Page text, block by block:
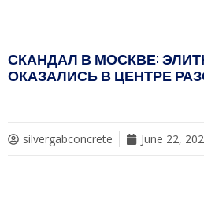
СКАНДАЛ В МОСКВЕ:
ОКАЗАЛИСЬ В ЦЕНТРЕ
silvergabconcrete June 22,